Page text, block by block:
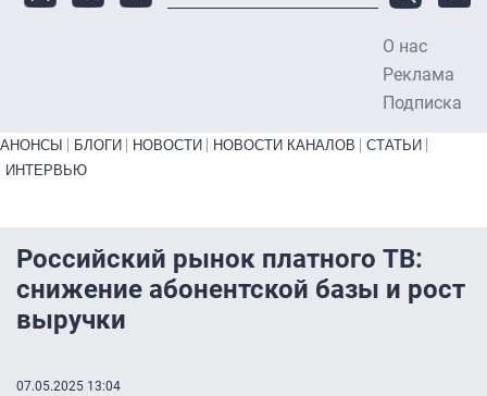
О нас
Реклама
Подписка
Primary links bottom
АНОНСЫ БЛОГИ НОВОСТИ НОВОСТИ КАНАЛОВ
СТАТЬИ
ИНТЕРВЬЮ
Российский рынок платного ТВ:
снижение абонентской базы и рост
выручки
07.05.2025 13:04